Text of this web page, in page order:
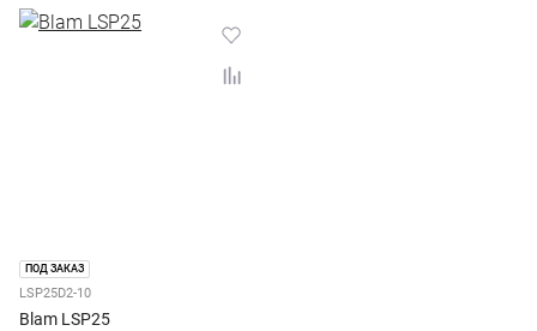
ПОД ЗАКАЗ
LSP25D2-10
Blam LSP25